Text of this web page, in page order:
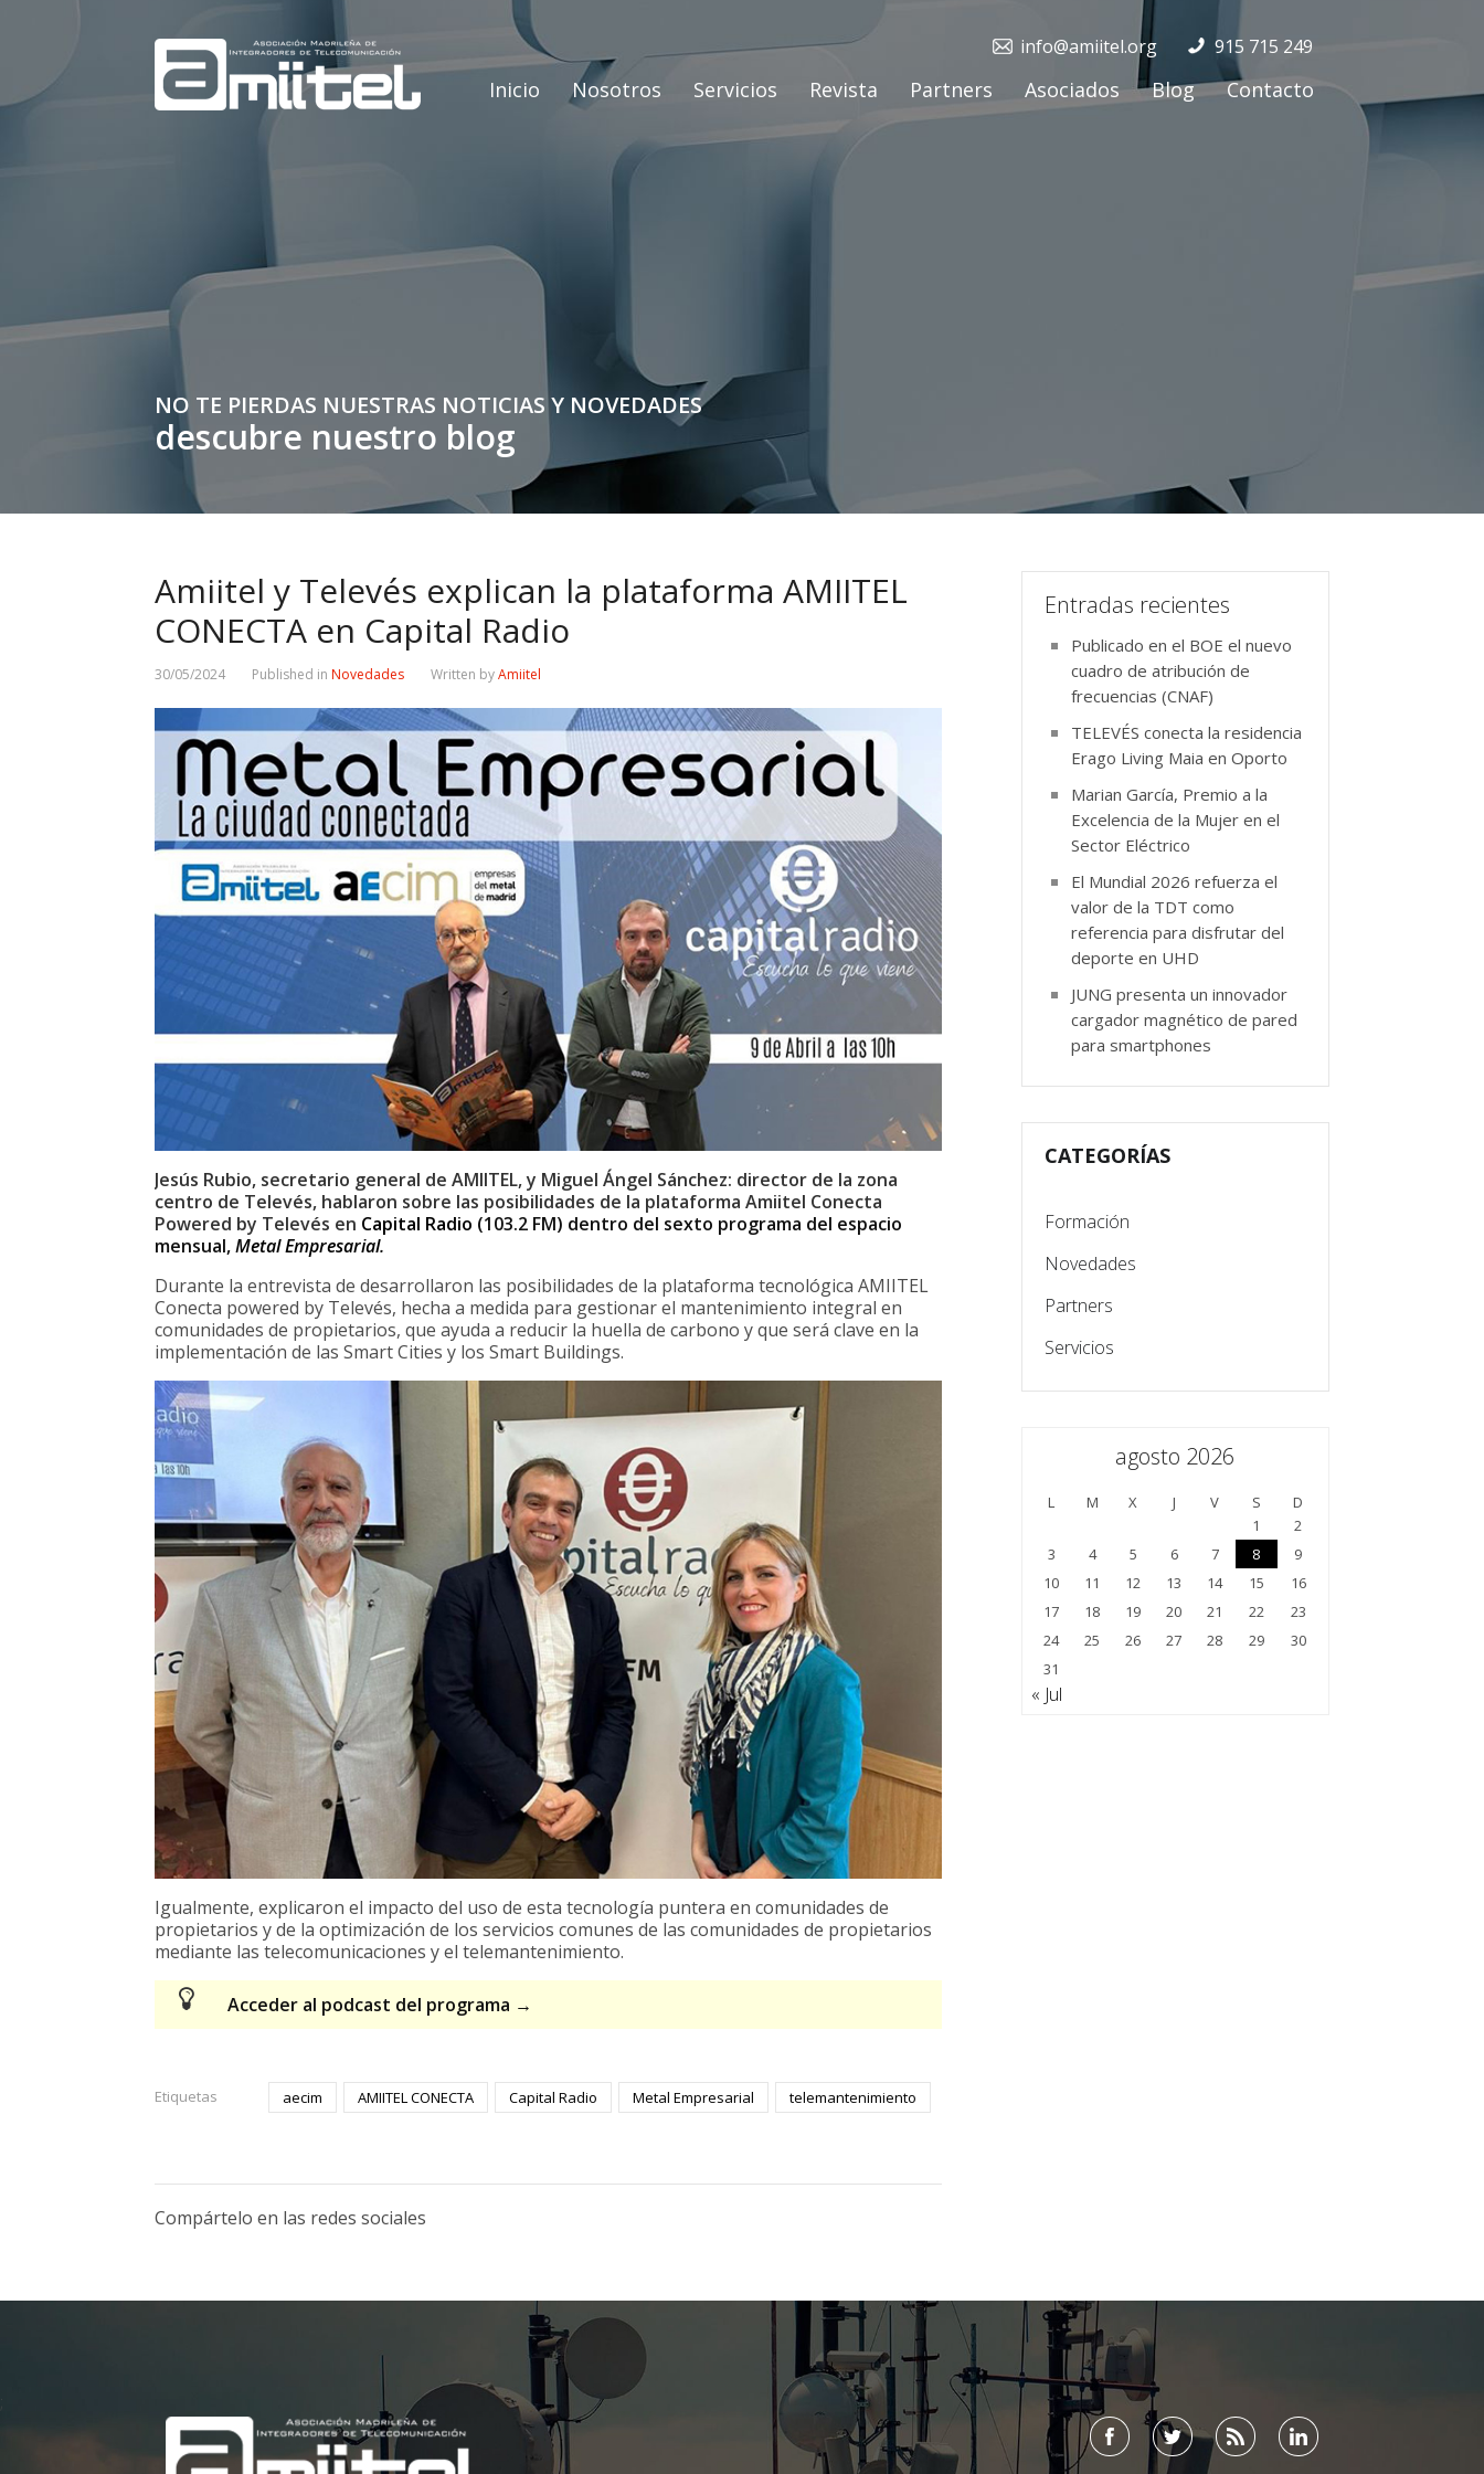
915 715 249
info@amiitel.org
Inicio Nosotros Servicios Revista Partners Asociados Blog Contacto
NO TE PIERDAS NUESTRAS NOTICIAS Y NOVEDADES
descubre nuestro blog
Amiitel y Televés explican la plataforma AMIITEL
CONECTA en Capital Radio
30/05/2024 Published in Novedades Written byAmiitel
Jesús Rubio, secretario general de AMIITEL, y Miguel Ángel Sánchez: director de la zona
centro de Televés, hablaron sobre las posibilidades de la plataforma Amiitel Conecta
Powered by Televés en Capital Radio (103.2 FM) dentro del sexto programa del espacio
mensual,Metal Empresarial.
Durante la entrevista de desarrollaron las posibilidades de la plataforma tecnológica AMIITEL
Conecta powered by Televés, hecha a medida para gestionar el mantenimiento integral en
comunidades de propietarios, que ayuda a reducir la huella de carbono y que será clave en la
implementación de las Smart Cities y los Smart Buildings.
Igualmente, explicaron el impacto del uso de esta tecnología puntera en comunidades de
propietarios y de la optimización de los servicios comunes de las comunidades de propietarios
mediante las telecomunicaciones y el telemantenimiento.
Acceder al podcast del programa →
Etiquetas aecim AMIITEL CONECTA Capital Radio Metal Empresarial telemantenimiento
Compártelo en las redes sociales
Entradas recientes
Publicado en el BOE el nuevo
cuadro de atribución de
frecuencias (CNAF)
TELEVÉS conecta la residencia
Erago Living Maia en Oporto
Marian García, Premio a la
Excelencia de la Mujer en el
Sector Eléctrico
El Mundial 2026 refuerza el
valor de la TDT como
referencia para disfrutar del
deporte en UHD
JUNG presenta un innovador
cargador magnético de pared
para smartphones
CATEGORÍAS
Formación
Novedades
Partners
Servicios
agosto 2026
L M X J V S
D
1
2
3
4 5 6 7 8
9
10
11 12 13 14 15
16
17
18 19 20 21 22
23
24
25 26 27 28 29
30
31
« Jul
;